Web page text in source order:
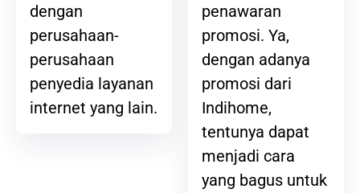
dengan
perusahaan-
perusahaan
penyedia layanan
internet yang lain.
penawaran
promosi. Ya,
dengan adanya
promosi dari
Indihome,
tentunya dapat
menjadi cara
yang bagus untuk